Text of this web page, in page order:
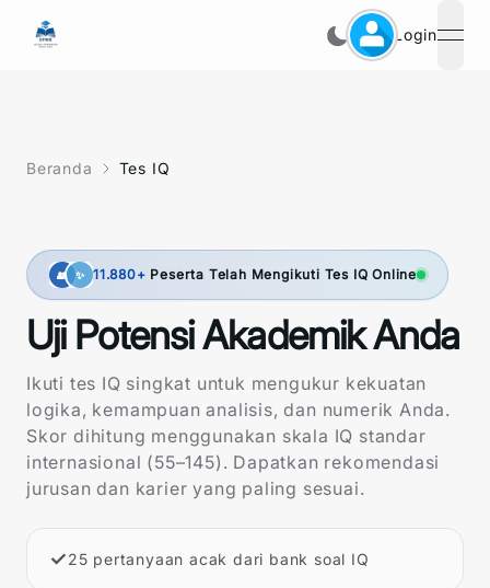
Login
Beranda Tes IQ
👥 ✨ 11.880+ Peserta Telah Mengikuti Tes IQ Online
Uji Potensi Akademik Anda
Ikuti tes IQ singkat untuk mengukur kekuatan
logika, kemampuan analisis, dan numerik Anda.
Skor dihitung menggunakan skala IQ standar
internasional (55–145). Dapatkan rekomendasi
jurusan dan karier yang paling sesuai.
✓25 pertanyaan acak dari bank soal IQ